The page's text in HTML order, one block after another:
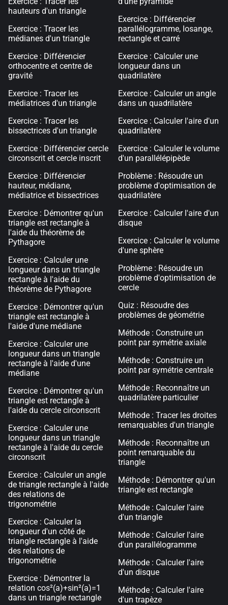
hauteurs d'un triangle
Exercice : Tracer les
médianes d'un triangle
Exercice : Différencier
orthocentre et centre de
gravité
Exercice : Tracer les
médiatrices d'un triangle
Exercice : Tracer les
bissectrices d'un triangle
Exercice : Différencier cercle
circonscrit et cercle inscrit
Exercice : Différencier
hauteur, médiane,
médiatrice et bissectrices
Exercice : Démontrer qu'un
triangle est rectangle à
l'aide du théorème de
Pythagore
Exercice : Calculer une
longueur dans un triangle
rectangle à l'aide du
théorème de Pythagore
Exercice : Démontrer qu'un
triangle est rectangle à
l'aide d'une médiane
Exercice : Calculer une
longueur dans un triangle
rectangle à l'aide d'une
médiane
Exercice : Démontrer qu'un
triangle est rectangle à
l'aide du cercle circonscrit
Exercice : Calculer une
longueur dans un triangle
rectangle à l'aide du cercle
circonscrit
Exercice : Calculer un angle
de triangle rectangle à l'aide
des relations de
trigonométrie
Exercice : Calculer la
longueur d'un côté de
triangle rectangle à l'aide
des relations de
trigonométrie
Exercice : Démontrer la
relation cos²(a)+sin²(a)=1
dans un triangle rectangle
Exercice : Différencier
parallélogramme, losange,
rectangle et carré
Exercice : Calculer une
longueur dans un
quadrilatère
Exercice : Calculer un angle
dans un quadrilatère
Exercice : Calculer l'aire d'un
quadrilatère
Exercice : Calculer le volume
d'un parallélépipède
Problème : Résoudre un
problème d'optimisation de
quadrilatère
Exercice : Calculer l'aire d'un
disque
Exercice : Calculer le volume
d'une sphère
Problème : Résoudre un
problème d'optimisation de
cercle
Quiz : Résoudre des
problèmes de géométrie
Méthode : Construire un
point par symétrie axiale
Méthode : Construire un
point par symétrie centrale
Méthode : Reconnaître un
quadrilatère particulier
Méthode : Tracer les droites
remarquables d'un triangle
Méthode : Reconnaître un
point remarquable du
triangle
Méthode : Démontrer qu'un
triangle est rectangle
Méthode : Calculer l'aire
d'un triangle
Méthode : Calculer l'aire
d'un parallélogramme
Méthode : Calculer l'aire
d'un disque
Méthode : Calculer l'aire
d'un trapèze